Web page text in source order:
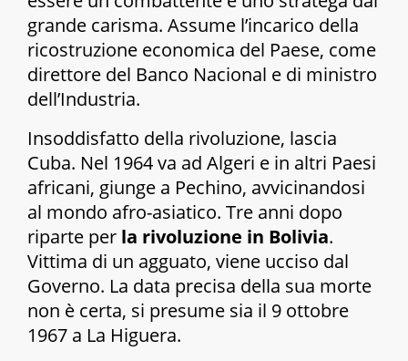
grande carisma. Assume l’incarico della
ricostruzione economica del Paese, come
direttore del Banco Nacional e di ministro
dell’Industria.
Insoddisfatto della rivoluzione, lascia
Cuba. Nel 1964 va ad Algeri e in altri Paesi
africani, giunge a Pechino, avvicinandosi
al mondo afro-asiatico. Tre anni dopo
riparte per la rivoluzione in Bolivia.
Vittima di un agguato, viene ucciso dal
Governo. La data precisa della sua morte
non è certa, si presume sia il 9 ottobre
1967 a La Higuera.